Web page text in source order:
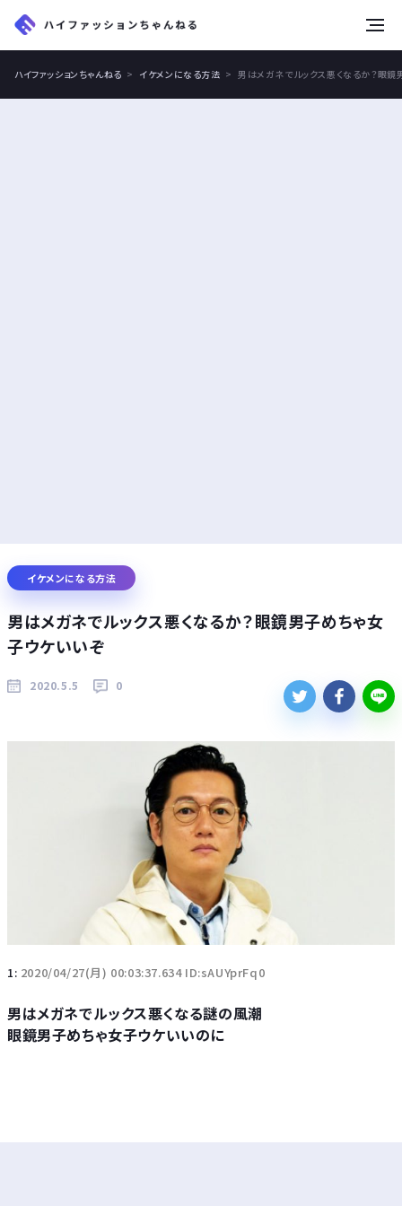
ハイファッションちゃんねる イケメンになる方法 男はメガネでルックス悪くなるか？眼鏡
イケメンになる方法
男はメガネでルックス悪くなるか？眼鏡男子めちゃ女
子ウケいいぞ
2020.5.5 0
1: 2020/04/27(月) 00:03:37.634 ID:sAUYprFq0
男はメガネでルックス悪くなる謎の風潮
眼鏡男子めちゃ女子ウケいいのに